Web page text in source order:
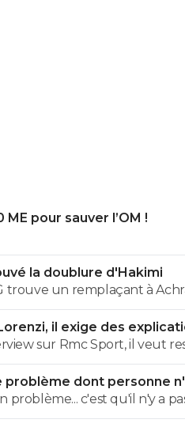
pour sauver l’OM !
la doublure d'Hakimi
trouve un remplaçant à
se retrouver en prison pour
il exige des
sur Rmc Sport, il veut
de partir.
problème dont personne
problème... c'est qu'il n'y a